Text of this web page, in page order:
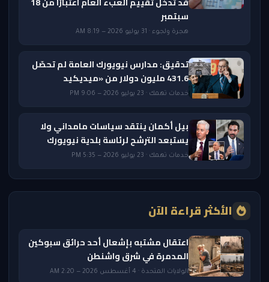
سبتمبر
هجرة ولجوء · 31 يوليو 2026 — 8:19 AM
تدقيق: مدارس نيويورك العامة لم تحصّل
431.6 مليون دولار من «ميديكيد
خدمات تهمك · 23 يوليو 2026 — 9:06 PM
بيل أكمان ينتقد سياسات مامداني ولا
يستبعد الترشح لرئاسة بلدية نيويورك
خدمات تهمك · 23 يوليو 2026 — 5:35 PM
الأكثر قراءة الآن
اعتقال مشتبه بإشعال أحد حرائق سبوكين
المدمرة في شرق واشنطن
الولايات المتحدة · 4 أغسطس 2026 — 2:20 AM